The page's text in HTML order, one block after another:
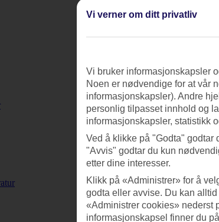
Vi verner om ditt privatliv
Vi bruker informasjonskapsler
Noen er nødvendige for at vår
informasjonskapsler). Andre
personlig tilpasset innhold og
informasjonskapsler, statistikk
Ved å klikke på "Godta" godtar
"Avvis" godtar du kun
etter dine interesser.
Klikk på «Administrer» for å
godta eller avvise. Du kan
«Administrer cookies» nederst
informasjonskapsel finner du